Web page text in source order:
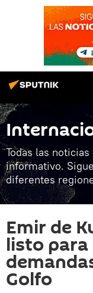
Todas las
informativo.
diferentes
Emir de
listo
Golfo